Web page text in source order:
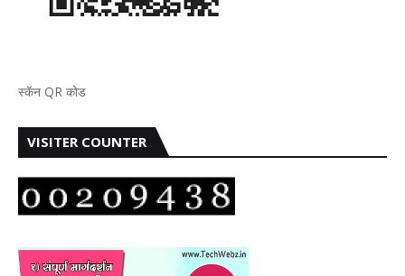
स्कॅन QR कोड
VISITER COUNTER